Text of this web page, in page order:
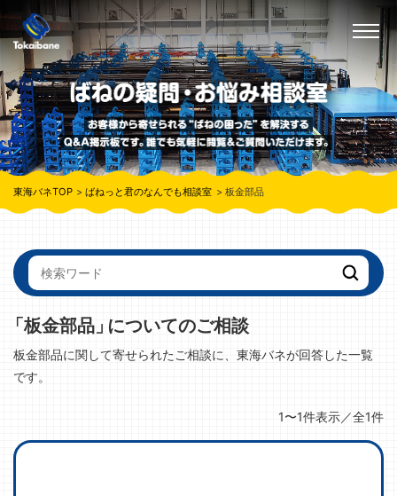
東海バネTOP ばねっと君のなんでも相談室 板金部品
「板金部品」についてのご相談
板金部品に関して寄せられたご相談に、東海バネが回答した一覧
です。
1〜1件表示／全1件